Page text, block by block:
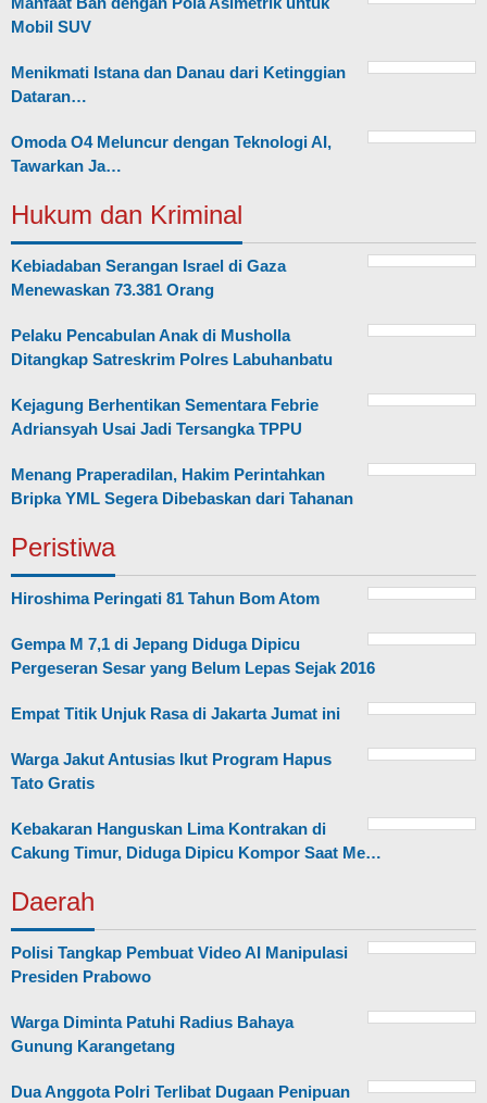
Mobil SUV
Menikmati Istana dan Danau dari Ketinggian
Dataran…
Omoda O4 Meluncur dengan Teknologi AI,
Tawarkan Ja…
Hukum dan Kriminal
Kebiadaban Serangan Israel di Gaza
Menewaskan 73.381 Orang
Pelaku Pencabulan Anak di Musholla
Ditangkap Satreskrim Polres Labuhanbatu
Kejagung Berhentikan Sementara Febrie
Adriansyah Usai Jadi Tersangka TPPU
Menang Praperadilan, Hakim Perintahkan
Bripka YML Segera Dibebaskan dari Tahanan
Peristiwa
Hiroshima Peringati 81 Tahun Bom Atom
Gempa M 7,1 di Jepang Diduga Dipicu
Pergeseran Sesar yang Belum Lepas Sejak 2016
Empat Titik Unjuk Rasa di Jakarta Jumat ini
Warga Jakut Antusias Ikut Program Hapus
Tato Gratis
Kebakaran Hanguskan Lima Kontrakan di
Cakung Timur, Diduga Dipicu Kompor Saat Me…
Daerah
Polisi Tangkap Pembuat Video AI Manipulasi
Presiden Prabowo
Warga Diminta Patuhi Radius Bahaya
Gunung Karangetang
Dua Anggota Polri Terlibat Dugaan Penipuan